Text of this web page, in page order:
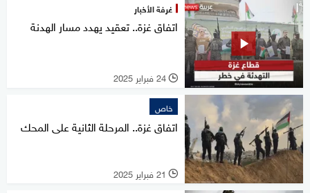
غرفة الأخبار
اتفاق غزة.. تعقيد يهدد مسار الهدنة
l 24 فبراير 2025
خاص
اتفاق غزة.. المرحلة الثانية على المحك
l 21 فبراير 2025